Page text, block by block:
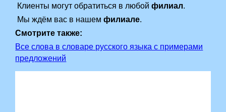
Клиенты могут обратиться в любойфилиал.
Мы ждём вас в нашемфилиале.
Смотрите также:
Все слова в словаре русского языка с примерами
предложений